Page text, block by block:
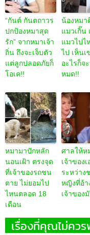
“กันต์ กันตถาวร
ปกป้องหมาสุด
รัก” จากหมาเจ้า
ถิ่น ถึงจะเจ็บตัว
แต่ลูกปลอดภัยก็
โอเค!!
น้องหมา
แมวเกิ๊น
แมวไปไ
ไป เห็นเ
อะไรก็จ
หมด!!
หมามาปักหลัก
นอนเฝ้า ตรงจุด
ที่เจ้าของรถชน
ตาย ไม่ยอมไป
ไหนตลอด 18
เดือน
ศาลให้ห
เจ้าของเ
ระหว่าง
หญิงที่อ้า
เจ้าของ
เรื่องที่คุณไม่ควร